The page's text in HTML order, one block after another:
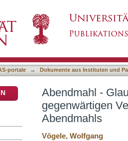
des Abendmahls
portale → Dokumente aus Instituten und
Abendmahl -
gegenwärtigen
Abendmahls
Vögele, Wolfgang